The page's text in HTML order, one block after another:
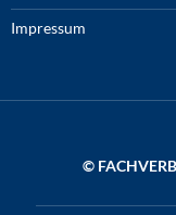
Impressum
©